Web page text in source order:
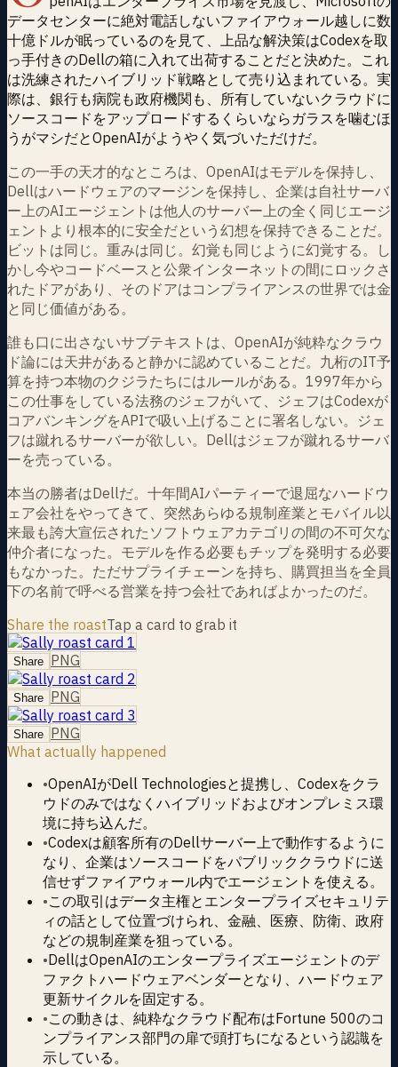
データセンターに絶対電話しないファイアウォール越しに数
十億ドルが眠っているのを見て、上品な解決策はCodexを取
っ手付きのDellの箱に入れて出荷することだと決めた。これ
は洗練されたハイブリッド戦略として売り込まれている。実
際は、銀行も病院も政府機関も、所有していないクラウドに
ソースコードをアップロードするくらいならガラスを噛むほ
うがマシだとOpenAIがようやく気づいただけだ。
この一手の天才的なところは、OpenAIはモデルを保持し、
Dellはハードウェアのマージンを保持し、企業は自社サーバ
ー上のAIエージェントは他人のサーバー上の全く同じエージ
ェントより根本的に安全だという幻想を保持できることだ。
ビットは同じ。重みは同じ。幻覚も同じように幻覚する。し
かし今やコードベースと公衆インターネットの間にロックさ
れたドアがあり、そのドアはコンプライアンスの世界では金
と同じ価値がある。
誰も口に出さないサブテキストは、OpenAIが純粋なクラウ
ド論には天井があると静かに認めていることだ。九桁のIT予
算を持つ本物のクジラたちにはルールがある。1997年から
この仕事をしている法務のジェフがいて、ジェフはCodexが
コアバンキングをAPIで吸い上げることに署名しない。ジェ
フは蹴れるサーバーが欲しい。Dellはジェフが蹴れるサーバ
ーを売っている。
本当の勝者はDellだ。十年間AIパーティーで退屈なハードウ
ェア会社をやってきて、突然あらゆる規制産業とモバイル以
来最も誇大宣伝されたソフトウェアカテゴリの間の不可欠な
仲介者になった。モデルを作る必要もチップを発明する必要
もなかった。ただサプライチェーンを持ち、購買担当を全員
下の名前で呼べる営業を持つ会社であればよかったのだ。
Share the roastTap a card to grab it
Share PNG
Share PNG
Share PNG
What actually happened
•OpenAIがDell Technologiesと提携し、Codexをクラ
ウドのみではなくハイブリッドおよびオンプレミス環
境に持ち込んだ。
•Codexは顧客所有のDellサーバー上で動作するように
なり、企業はソースコードをパブリッククラウドに送
信せずファイアウォール内でエージェントを使える。
•この取引はデータ主権とエンタープライズセキュリテ
ィの話として位置づけられ、金融、医療、防衛、政府
などの規制産業を狙っている。
•DellはOpenAIのエンタープライズエージェントのデ
ファクトハードウェアベンダーとなり、ハードウェア
更新サイクルを固定する。
•この動きは、純粋なクラウド配布はFortune 500のコ
ンプライアンス部門の扉で頭打ちになるという認識を
示している。